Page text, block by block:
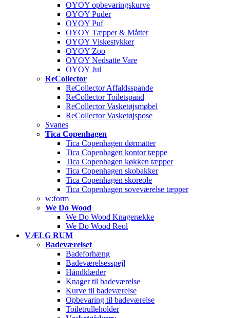
OYOY opbevaringskurve
OYOY Puder
OYOY Puf
OYOY Tæpper & Måtter
OYOY Viskestykker
OYOY Zoo
OYOY Nedsatte Vare
OYOY Jul
ReCollector
ReCollector Affaldsspande
ReCollector Toiletspand
ReCollector Vasketøjsmøbel
ReCollector Vasketøjspose
Svanes
Tica Copenhagen
Tica Copenhagen dørmåtter
Tica Copenhagen kontor tæppe
Tica Copenhagen køkken tæpper
Tica Copenhagen skobakker
Tica Copenhagen skoreole
Tica Copenhagen soveværelse tæpper
w:form
We Do Wood
We Do Wood Knagerække
We Do Wood Reol
VÆLG RUM
Badeværelset
Badeforhæng
Badeværelsesspejl
Håndklæder
Knager til badeværelse
Kurve til badeværelse
Opbevaring til badeværelse
Toiletrulleholder